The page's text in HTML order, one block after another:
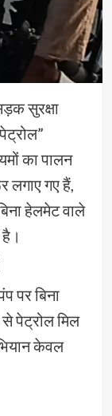
सुरक्षा
का पालन
लगाए गए हैं,
हेलमेट वाले
पर बिना
पेट्रोल मिल
केवल